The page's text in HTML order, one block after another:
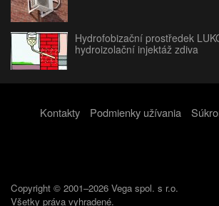
Hydrofobizační prostředek
hydroizolační injektáž zdiva
Kontakty Podmienky užívania
Copyright © 2001–2026 Vega spol. s r.o.
Všetky práva vyhradené.